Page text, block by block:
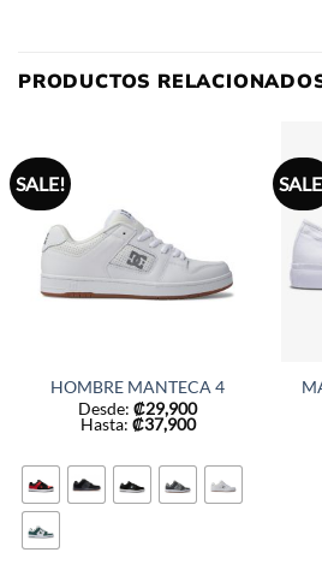
PRODUCTOS
SALE!
HOMBRE MANTECA 4
Desde: ₡29,900
Hasta: ₡37,900